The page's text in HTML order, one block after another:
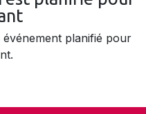
planifié pour